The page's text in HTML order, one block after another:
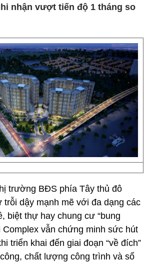
nhận vượt tiến độ 1 tháng so
trường BĐS phía Tây thủ đô
trỗi dậy mạnh mẽ với đa dạng các
biệt thự hay chung cư “bung
Complex vẫn chứng minh sức hút
triển khai đến giai đoạn “về đích”
chất lượng công trình và số